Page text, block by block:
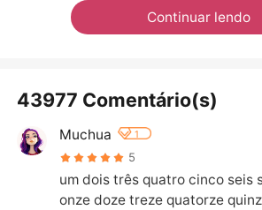
Continuar lendo
43977 Comentário(s)
Muchua 1
5
um dois três quatro cinco seis
onze doze treze quatorze